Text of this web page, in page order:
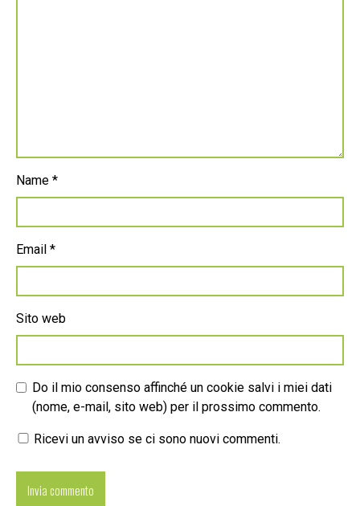
Name *
Email *
Sito web
Do il mio consenso affinché un cookie salvi i miei dati
(nome, e-mail, sito web) per il prossimo commento.
Ricevi un avviso se ci sono nuovi commenti.